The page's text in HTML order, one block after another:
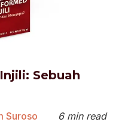
Sebuah
Suroso 6 min read